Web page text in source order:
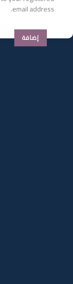
email address.